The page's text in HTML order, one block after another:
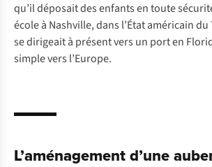
qu’il déposait des enfants en toute
école à Nashville, dans l’État américain du
se dirigeait à présent vers un port en
simple vers l’Europe.
L’aménagement d’une